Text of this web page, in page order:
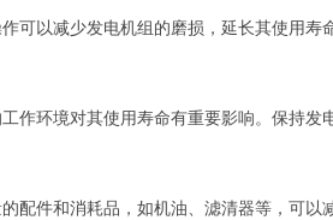
可以减少发电机组的磨损，延长其使用
作环境对其使用寿命有重要影响。保持
配件和消耗品，如机油、滤清器等，可以